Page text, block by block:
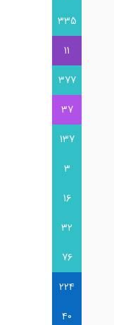
335
11
377
37
137
3
16
32
76
224
40